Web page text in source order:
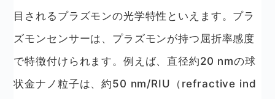
目されるプラズモンの光学特性といえます。プラ
ズモンセンサーは、プラズモンが持つ屈折率感度
で特徴付けられます。例えば、直径約20 nmの球
状金ナノ粒子は、約50 nm/RIU（refractive ind